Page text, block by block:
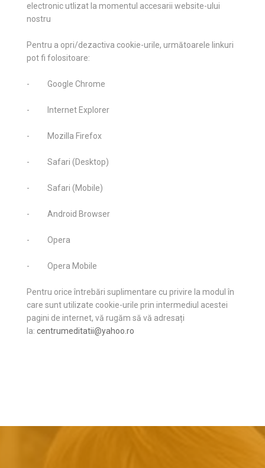
electronic utlizat la momentul accesarii website-ului
nostru
Pentru a opri/dezactiva cookie-urile, următoarele linkuri
pot fi folositoare:
- Google Chrome
- Internet Explorer
- Mozilla Firefox
- Safari (Desktop)
- Safari (Mobile)
- Android Browser
- Opera
- Opera Mobile
Pentru orice întrebări suplimentare cu privire la modul în
care sunt utilizate cookie-urile prin intermediul acestei
pagini de internet, vă rugăm să vă adresați
la: centrumeditatii@yahoo.ro